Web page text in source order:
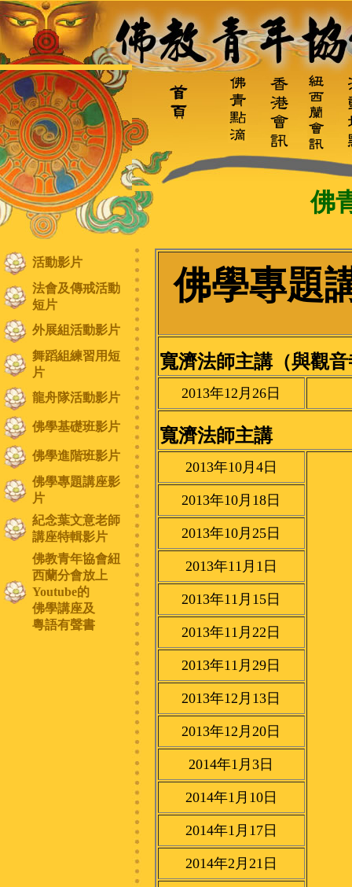
佛
活動影片
法會及傳戒活動
短片
外展組活動影片
舞蹈組練習用短
片
龍舟隊活動影片
佛學基礎班影片
佛學進階班影片
佛學專題講座影
片
紀念葉文意老師
講座特輯影片
佛教青年協會紐
西蘭分會放上
Youtube的
佛學講座及
粵語有聲書
佛學專題
寬濟法師主講（與觀
2013年12月26日
寬濟法師主講
2013年10月4日
2013年10月18日
2013年10月25日
2013年11月1日
2013年11月15日
2013年11月22日
2013年11月29日
2013年12月13日
2013年12月20日
2014年1月3日
2014年1月10日
2014年1月17日
2014年2月21日